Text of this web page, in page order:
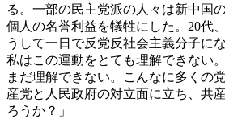
る。一部の民主党派の人々は新中国
個人の名誉利益を犠牲にした。20代
うして一日で反党反社会主義分子に
私はこの運動をとても理解できない
まだ理解できない。こんなに多くの
産党と人民政府の対立面に立ち、共
ろうか？」